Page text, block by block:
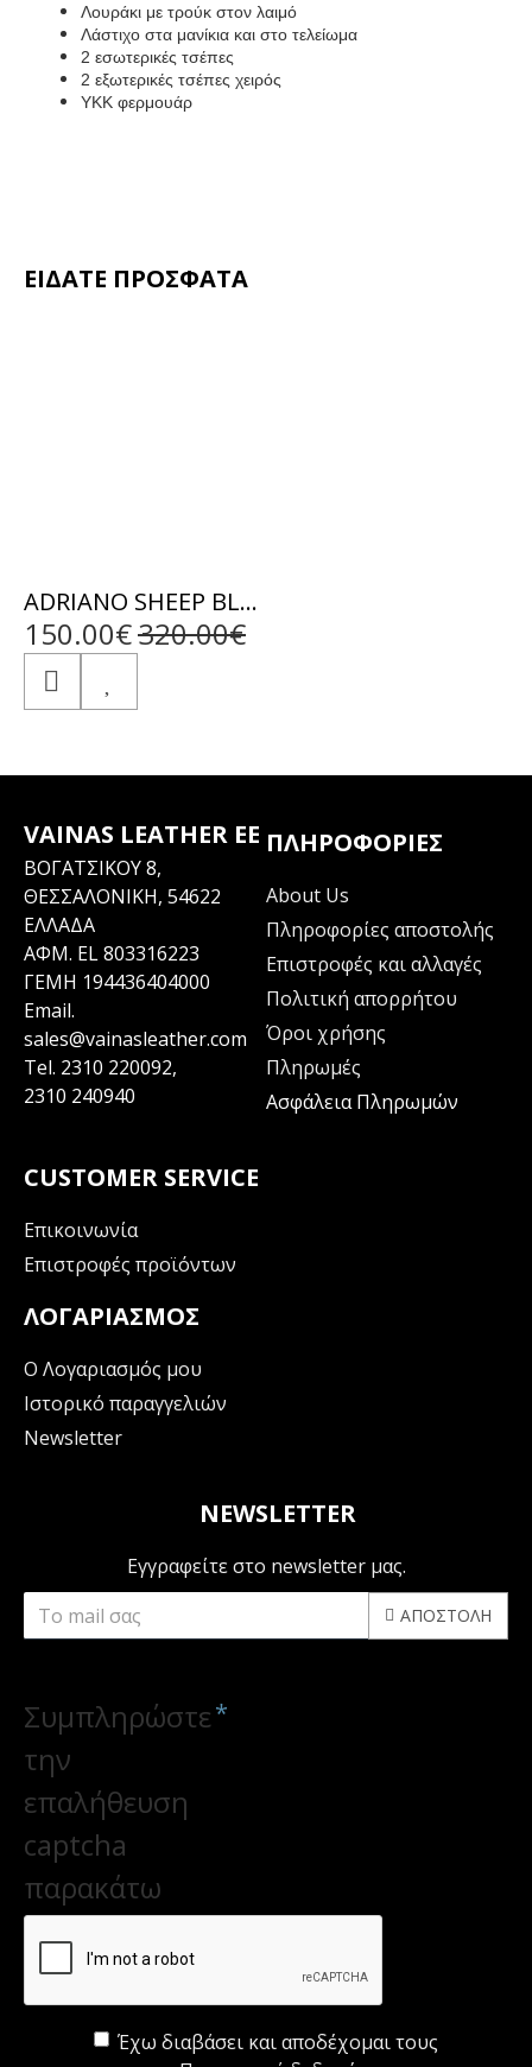
Λουράκι με τρούκ στον λαιμό
Λάστιχο στα μανίκια και στο τελείωμα
2 εσωτερικές τσέπες
2 εξωτερικές τσέπες χειρός
ΥΚΚ φερμουάρ
ΕΙΔΑΤΕ ΠΡΟΣΦΑΤΑ
ADRIANO SHEEP BLACK - ΑΥΘΕΝΤΙΚΟ ΑΝΤΡΙΚΟ ΜΑΥΡΟ ΔΕΡΜΑΤΙΝΟ ΜΠΟΥΦΑΝ
150.00€320.00€
VAINAS LEATHER EE
ΒΟΓΑΤΣΙΚΟΥ 8,
ΘΕΣΣΑΛΟΝΙΚΗ, 54622
ΕΛΛΑΔΑ
ΑΦΜ. EL 803316223
ΓΕΜΗ 194436404000
Email.
sales@vainasleather.com
Tel. 2310 220092,
2310 240940
ΠΛΗΡΟΦΟΡΊΕΣ
About Us
Πληροφορίες αποστολής
Επιστροφές και αλλαγές
Πολιτική απορρήτου
Όροι χρήσης
Πληρωμές
Ασφάλεια Πληρωμών
CUSTOMER SERVICE
Επικοινωνία
Επιστροφές προϊόντων
ΛΟΓΑΡΙΑΣΜΌΣ
Ο Λογαριασμός μου
Ιστορικό παραγγελιών
Newsletter
NEWSLETTER
Εγγραφείτε στο newsletter μας.
ΑΠΟΣΤΟΛΉ
Συμπληρώστε
την
επαλήθευση
captcha
παρακάτω
Έχω διαβάσει και αποδέχομαι τους